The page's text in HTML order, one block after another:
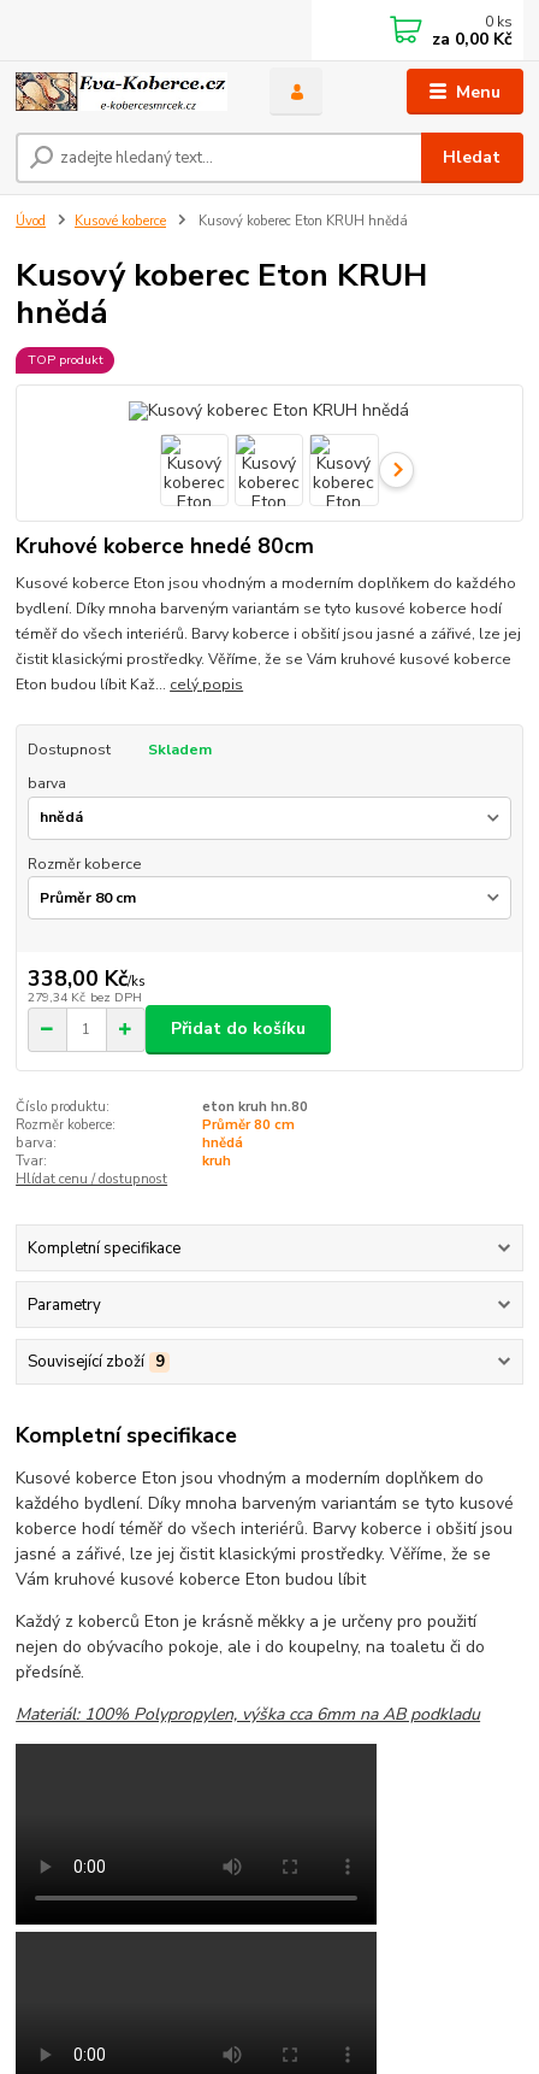
Menu
Hledat
0 ks
za 0,00 Kč
Úvod Kusové koberce Kusový koberec Eton KRUH hnědá
Kusový koberec Eton KRUH
hnědá
TOP produkt
Kruhové koberce hnedé 80cm
Kusové koberce Eton jsou vhodným a moderním doplňkem do každého
bydlení. Díky mnoha barveným variantám se tyto kusové koberce hodí
téměř do všech interiérů. Barvy koberce i obšití jsou jasné a zářivé, lze jej
čistit klasickými prostředky. Věříme, že se Vám kruhové kusové koberce
Eton budou líbit Kaž... celý popis
Dostupnost
Skladem
barva
Rozměr koberce
338,00 Kč/ks
279,34 Kč bez DPH
Přidat do košíku
Číslo produktu:
eton kruh hn.80
Rozměr koberce:
Průměr 80 cm
barva:
hnědá
Tvar:
kruh
Hlídat cenu / dostupnost
Kompletní specifikace
Parametry
Související zboží 9
Kompletní specifikace
Kusové koberce Eton jsou vhodným a moderním doplňkem do
každého bydlení. Díky mnoha barveným variantám se tyto kusové
koberce hodí téměř do všech interiérů. Barvy koberce i obšití jsou
jasné a zářivé, lze jej čistit klasickými prostředky. Věříme, že se
Vám kruhové kusové koberce Eton budou líbit
Každý z koberců Eton je krásně měkky a je určeny pro použití
nejen do obývacího pokoje, ale i do koupelny, na toaletu či do
předsíně.
Materiál: 100% Polypropylen, výška cca 6mm na AB podkladu